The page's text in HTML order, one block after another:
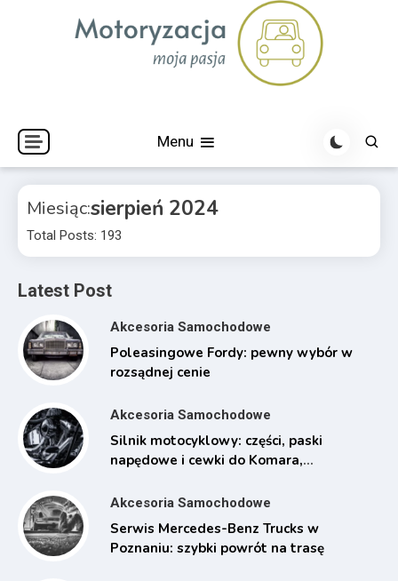
Menu
Miesiąc:sierpień 2024
Total Posts: 193
Latest Post
Akcesoria Samochodowe
Poleasingowe Fordy: pewny wybór w
rozsądnej cenie
Akcesoria Samochodowe
Silnik motocyklowy: części, paski
napędowe i cewki do Komara,
Akcesoria Samochodowe
Serwis Mercedes-Benz Trucks w
Poznaniu: szybki powrót na trasę